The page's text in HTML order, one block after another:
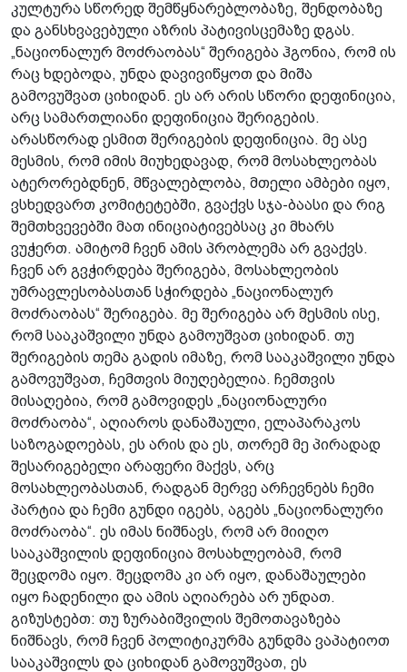
კულტურა სწორედ შემწყნარებლობაზე, შენდობაზე
და განსხვავებული აზრის პატივისცემაზე დგას.
„ნაციონალურ მოძრაობას“ შერიგება ჰგონია, რომ ის
რაც ხდებოდა, უნდა დავივიწყოთ და მიშა
გამოვუშვათ ციხიდან. ეს არ არის სწორი დეფინიცია,
არც სამართლიანი დეფინიცია შერიგების.
არასწორად ესმით შერიგების დეფინიცია. მე ასე
მესმის, რომ იმის მიუხედავად, რომ მოსახლეობას
ატერორებდნენ, მწვალებლობა, მთელი ამბები იყო,
ვსხედვართ კომიტეტებში, გვაქვს სჯა-ბაასი და რიგ
შემთხვევებში მათ ინიციატივებსაც კი მხარს
ვუჭერთ. ამიტომ ჩვენ ამის პრობლემა არ გვაქვს.
ჩვენ არ გვჭირდება შერიგება, მოსახლეობის
უმრავლესობასთან სჭირდება „ნაციონალურ
მოძრაობას“ შერიგება. მე შერიგება არ მესმის ისე,
რომ სააკაშვილი უნდა გამოუშვათ ციხიდან. თუ
შერიგების თემა გადის იმაზე, რომ სააკაშვილი უნდა
გამოვუშვათ, ჩემთვის მიუღებელია. ჩემთვის
მისაღებია, რომ გამოვიდეს „ნაციონალური
მოძრაობა“, აღიაროს დანაშაული, ელაპარაკოს
საზოგადოებას, ეს არის და ეს, თორემ მე პირადად
შესარიგებელი არაფერი მაქვს, არც
მოსახლეობასთან, რადგან მერვე არჩევნებს ჩემი
პარტია და ჩემი გუნდი იგებს, აგებს „ნაციონალური
მოძრაობა“. ეს იმას ნიშნავს, რომ არ მიიღო
სააკაშვილის დეფინიცია მოსახლეობამ, რომ
შეცდომა იყო. შეცდომა კი არ იყო, დანაშაულები
იყო ჩადენილი და ამის აღიარება არ უნდათ.
გიზუსტებთ: თუ ზურაბიშვილის შემოთავაზება
ნიშნავს, რომ ჩვენ პოლიტიკურმა გუნდმა ვაპატიოთ
სააკაშვილს და ციხიდან გამოვუშვათ, ეს